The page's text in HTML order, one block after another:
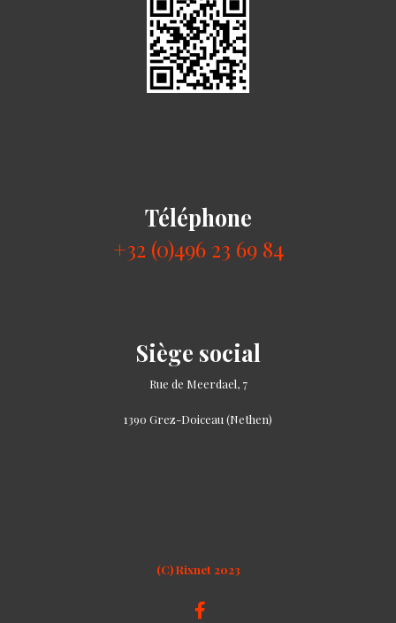
Téléphone
+32 (0)496 23 69 84
Siège social
Rue de Meerdael, 7
1390 Grez-Doiceau (Nethen)
(C) Rixnet 2023